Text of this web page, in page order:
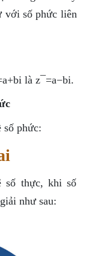
với số phức liên
là z¯=a−bi.
số phức:
số thực, khi số
như sau: